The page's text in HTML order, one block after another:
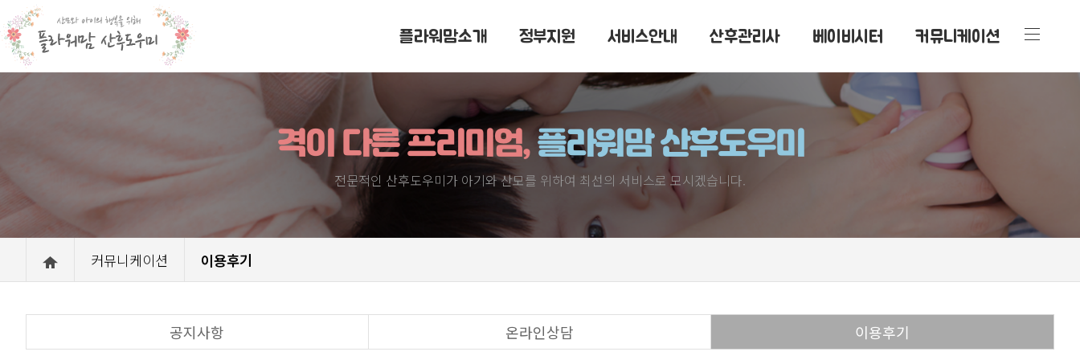
플라워맘소개 정부지원 서비스안내 산후관리사 베이비시터 커뮤니케이션
격이 다른 프리미엄,플라워맘 산후도우미
전문적인 산후도우미가 아기와 산모를 위하여 최선의 서비스로 모시겠습니다.
커뮤니케이션 이용후기
공지사항 온라인상담 이용후기